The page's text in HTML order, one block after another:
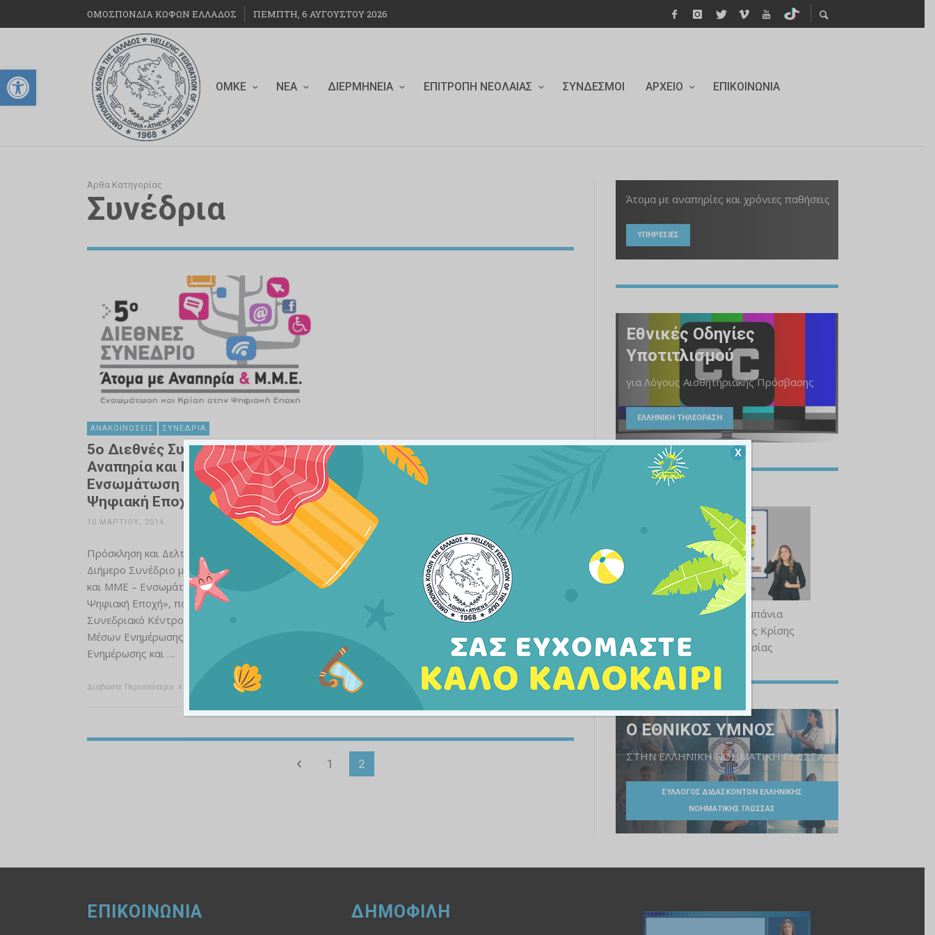
Ανοίξτε τη γραμμή εργαλείων
ΟΜΟΣΠΟΝΔΙΑ ΚΩΦΩΝ ΕΛΛΑΔΟΣ ΠΈΜΠΤΗ, 6 ΑΥΓΟΎΣΤΟΥ 2026
ΟΜΚΕ ΝΈΑ ΔΙΕΡΜΗΝΕΊΑ ΕΠΙΤΡΟΠΉ ΝΕΟΛΑΊΑΣ ΣΎΝΔΕΣΜΟΙ ΑΡΧΕΊΟ ΕΠΙΚΟΙΝΩΝΊΑ
Άρθα Κατηγορίας
Συνέδρια
ΑΝΑΚΟΙΝΏΣΕΙΣ ΣΥΝΈΔΡΙΑ
5ο Διεθνές Συνέδριο “Άτομα με
Αναπηρία και ΜΜΕ –
Ενσωμάτωση και Κρίση στην
Ψηφιακή Εποχή”
10 ΜΑΡΤΊΟΥ, 2014
Πρόσκληση και Δελτίο Τύπου για το 5ο Διεθνές
Διήμερο Συνέδριο με θέμα «Άτομα με Αναπηρία
και ΜΜΕ – Ενσωμάτωση και Κρίση στην
Ψηφιακή Εποχή», που θα πραγματοποιηθεί στο
Συνεδριακό Κέντρο της Γενικής Γραμματείας
Μέσων Ενημέρωσης – Γενικής Γραμματείας
Ενημέρωσης και …
Διαβάστε Περισσότερα
1 2
Άτομα με αναπηρίες και χρόνιες παθήσεις
ΥΠΗΡΕΣΙΕΣ
Εθνικές Οδηγίες
Υποτιτλισμού
για Λόγους Αισθητηριακής Πρόσβασης
ΕΛΛΗΝΙΚΗ ΤΗΛΕΟΡΑΣΗ
112 – Προσβάσιμη καμπάνια
Υπουργείου Κλιματικής Κρίσης
και Πολιτικής Προστασίας
Ο ΕΘΝΙΚΟΣ ΥΜΝΟΣ
ΣΤΗΝ ΕΛΛΗΝΙΚΗ ΝΟΗΜΑΤΙΚΗ ΓΛΩΣΣΑ
ΣΥΛΛΟΓΟΣ ΔΙΔΑΣΚΟΝΤΩΝ ΕΛΛΗΝΙΚΗΣ
ΝΟΗΜΑΤΙΚΗΣ ΓΛΩΣΣΑΣ
ΕΠΙΚΟΙΝΩΝΙΑ ΔΗΜΟΦΙΛΗ
Χ